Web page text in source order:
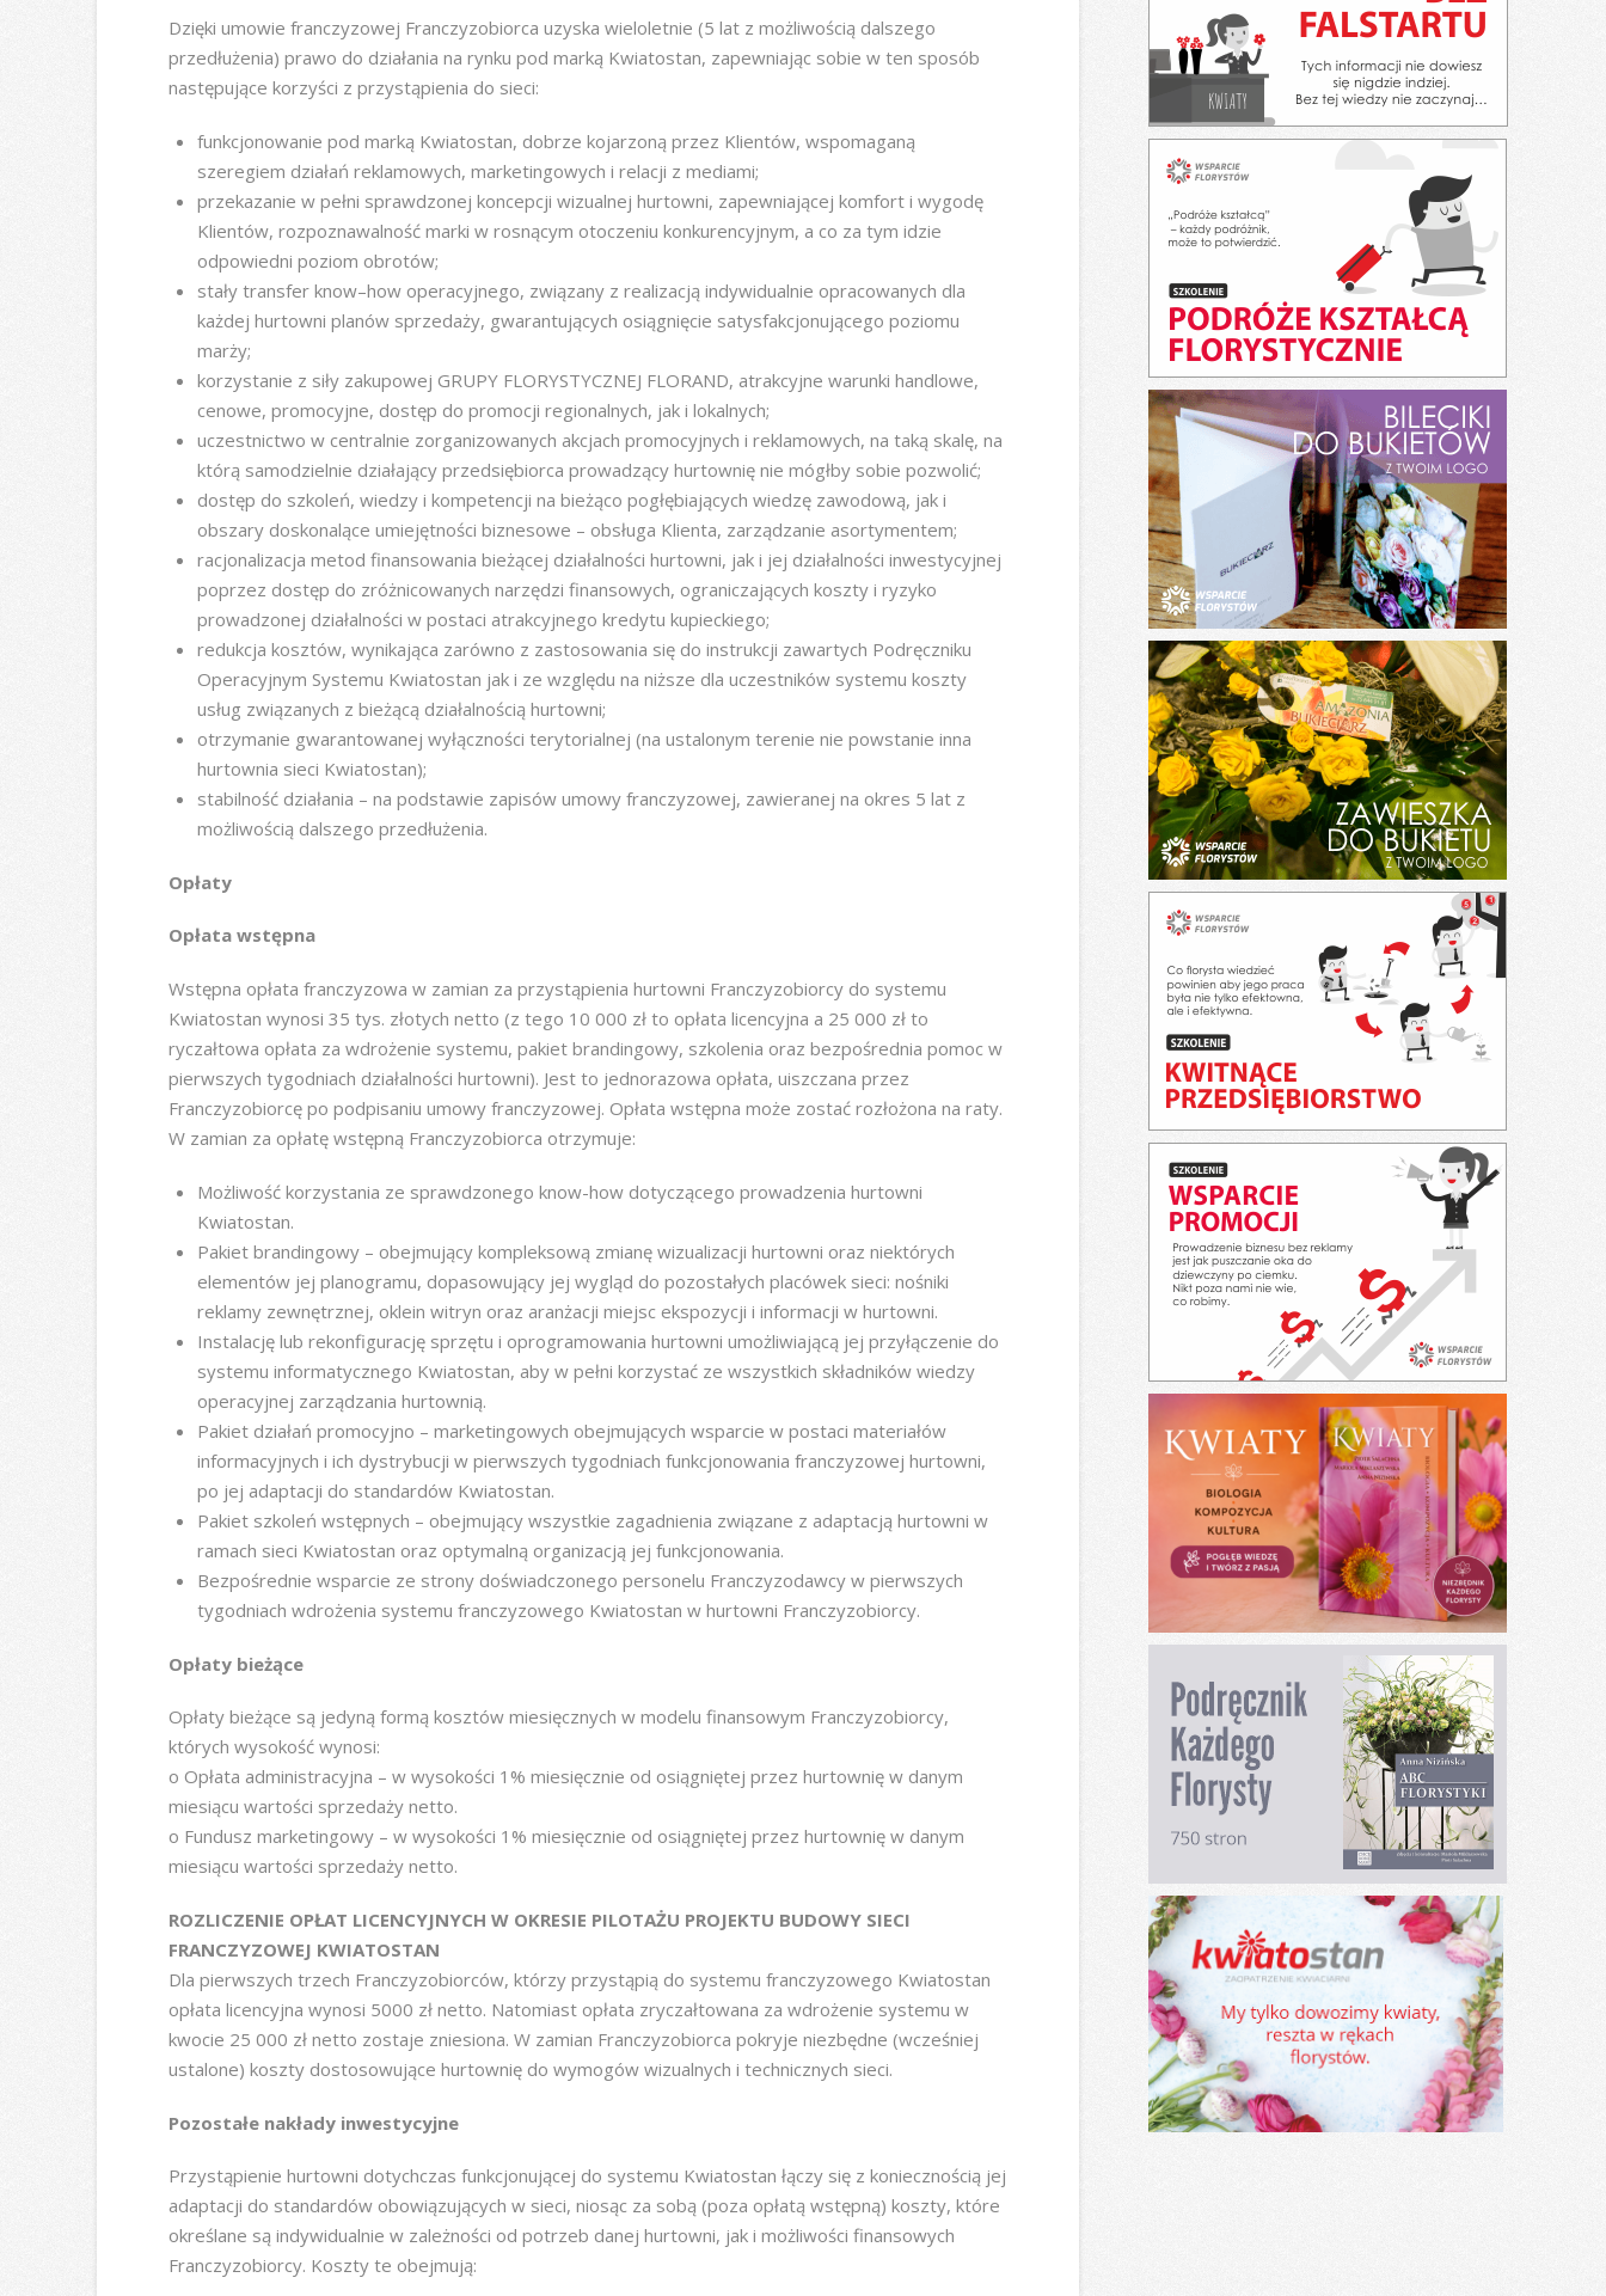
Dzięki umowie franczyzowej Franczyzobiorca uzyska wieloletnie (5 lat z możliwością dalszego
przedłużenia) prawo do działania na rynku pod marką Kwiatostan, zapewniając sobie w ten sposób
następujące korzyści z przystąpienia do sieci:
funkcjonowanie pod marką Kwiatostan, dobrze kojarzoną przez Klientów, wspomaganą
szeregiem działań reklamowych, marketingowych i relacji z mediami;
przekazanie w pełni sprawdzonej koncepcji wizualnej hurtowni, zapewniającej komfort i wygodę
Klientów, rozpoznawalność marki w rosnącym otoczeniu konkurencyjnym, a co za tym idzie
odpowiedni poziom obrotów;
stały transfer know–how operacyjnego, związany z realizacją indywidualnie opracowanych dla
każdej hurtowni planów sprzedaży, gwarantujących osiągnięcie satysfakcjonującego poziomu
marży;
korzystanie z siły zakupowej GRUPY FLORYSTYCZNEJ FLORAND, atrakcyjne warunki handlowe,
cenowe, promocyjne, dostęp do promocji regionalnych, jak i lokalnych;
uczestnictwo w centralnie zorganizowanych akcjach promocyjnych i reklamowych, na taką skalę, na
którą samodzielnie działający przedsiębiorca prowadzący hurtownię nie mógłby sobie pozwolić;
dostęp do szkoleń, wiedzy i kompetencji na bieżąco pogłębiających wiedzę zawodową, jak i
obszary doskonalące umiejętności biznesowe – obsługa Klienta, zarządzanie asortymentem;
racjonalizacja metod finansowania bieżącej działalności hurtowni, jak i jej działalności inwestycyjnej
poprzez dostęp do zróżnicowanych narzędzi finansowych, ograniczających koszty i ryzyko
prowadzonej działalności w postaci atrakcyjnego kredytu kupieckiego;
redukcja kosztów, wynikająca zarówno z zastosowania się do instrukcji zawartych Podręczniku
Operacyjnym Systemu Kwiatostan jak i ze względu na niższe dla uczestników systemu koszty
usług związanych z bieżącą działalnością hurtowni;
otrzymanie gwarantowanej wyłączności terytorialnej (na ustalonym terenie nie powstanie inna
hurtownia sieci Kwiatostan);
stabilność działania – na podstawie zapisów umowy franczyzowej, zawieranej na okres 5 lat z
możliwością dalszego przedłużenia.
Opłaty
Opłata wstępna
Wstępna opłata franczyzowa w zamian za przystąpienia hurtowni Franczyzobiorcy do systemu
Kwiatostan wynosi 35 tys. złotych netto (z tego 10 000 zł to opłata licencyjna a 25 000 zł to
ryczałtowa opłata za wdrożenie systemu, pakiet brandingowy, szkolenia oraz bezpośrednia pomoc w
pierwszych tygodniach działalności hurtowni). Jest to jednorazowa opłata, uiszczana przez
Franczyzobiorcę po podpisaniu umowy franczyzowej. Opłata wstępna może zostać rozłożona na raty.
W zamian za opłatę wstępną Franczyzobiorca otrzymuje:
Możliwość korzystania ze sprawdzonego know-how dotyczącego prowadzenia hurtowni
Kwiatostan.
Pakiet brandingowy – obejmujący kompleksową zmianę wizualizacji hurtowni oraz niektórych
elementów jej planogramu, dopasowujący jej wygląd do pozostałych placówek sieci: nośniki
reklamy zewnętrznej, oklein witryn oraz aranżacji miejsc ekspozycji i informacji w hurtowni.
Instalację lub rekonfigurację sprzętu i oprogramowania hurtowni umożliwiającą jej przyłączenie do
systemu informatycznego Kwiatostan, aby w pełni korzystać ze wszystkich składników wiedzy
operacyjnej zarządzania hurtownią.
Pakiet działań promocyjno – marketingowych obejmujących wsparcie w postaci materiałów
informacyjnych i ich dystrybucji w pierwszych tygodniach funkcjonowania franczyzowej hurtowni,
po jej adaptacji do standardów Kwiatostan.
Pakiet szkoleń wstępnych – obejmujący wszystkie zagadnienia związane z adaptacją hurtowni w
ramach sieci Kwiatostan oraz optymalną organizacją jej funkcjonowania.
Bezpośrednie wsparcie ze strony doświadczonego personelu Franczyzodawcy w pierwszych
tygodniach wdrożenia systemu franczyzowego Kwiatostan w hurtowni Franczyzobiorcy.
Opłaty bieżące
Opłaty bieżące są jedyną formą kosztów miesięcznych w modelu finansowym Franczyzobiorcy,
których wysokość wynosi:
o Opłata administracyjna – w wysokości 1% miesięcznie od osiągniętej przez hurtownię w danym
miesiącu wartości sprzedaży netto.
o Fundusz marketingowy – w wysokości 1% miesięcznie od osiągniętej przez hurtownię w danym
miesiącu wartości sprzedaży netto.
ROZLICZENIE OPŁAT LICENCYJNYCH W OKRESIE PILOTAŻU PROJEKTU BUDOWY SIECI
FRANCZYZOWEJ KWIATOSTAN
Dla pierwszych trzech Franczyzobiorców, którzy przystąpią do systemu franczyzowego Kwiatostan
opłata licencyjna wynosi 5000 zł netto. Natomiast opłata zryczałtowana za wdrożenie systemu w
kwocie 25 000 zł netto zostaje zniesiona. W zamian Franczyzobiorca pokryje niezbędne (wcześniej
ustalone) koszty dostosowujące hurtownię do wymogów wizualnych i technicznych sieci.
Pozostałe nakłady inwestycyjne
Przystąpienie hurtowni dotychczas funkcjonującej do systemu Kwiatostan łączy się z koniecznością jej
adaptacji do standardów obowiązujących w sieci, niosąc za sobą (poza opłatą wstępną) koszty, które
określane są indywidualnie w zależności od potrzeb danej hurtowni, jak i możliwości finansowych
Franczyzobiorcy. Koszty te obejmują: